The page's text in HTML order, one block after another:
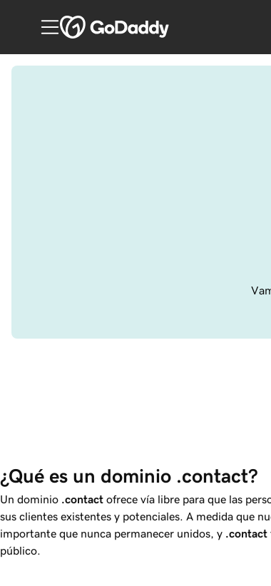
¿Qué es un dominio .contact?
Un dominio .contact ofrece vía libre para que las
sus clientes existentes y potenciales. A medida que
importante que nunca permanecer unidos, y .contact
público.